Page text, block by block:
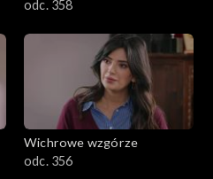
odc. 358
Wichrowe wzgórze
odc. 356